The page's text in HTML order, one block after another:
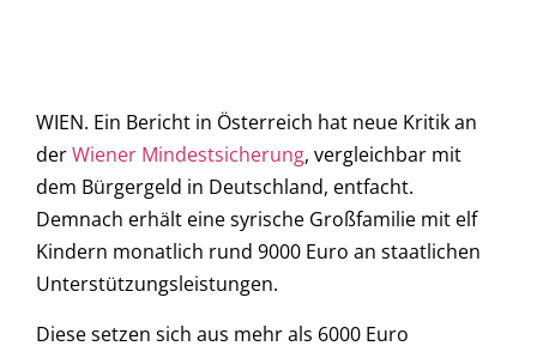
WIEN. Ein Bericht in Österreich hat neue Kritik an
derWiener Mindestsicherung, vergleichbar mit
dem Bürgergeld in Deutschland, entfacht.
Demnach erhält eine syrische Großfamilie mit elf
Kindern monatlich rund 9000 Euro an staatlichen
Unterstützungsleistungen.
Diese setzen sich aus mehr als 6000 Euro